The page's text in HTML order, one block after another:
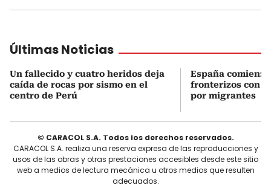
Últimas Noticias
Un fallecido y cuatro heridos deja
caída de rocas por sismo en el
centro de Perú
España
fronterizos con
por migrantes
© CARACOL S.A. Todos los derechos reservados.
CARACOL S.A. realiza una reserva expresa de las reproducciones y
usos de las obras y otras prestaciones accesibles desde este sitio
web a medios de lectura mecánica u otros medios que resulten
adecuados.